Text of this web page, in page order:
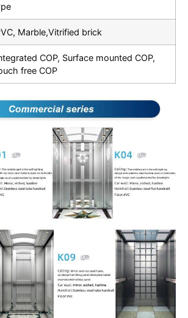
Marble,Vitrified brick
COP, Surface mounted COP,
free COP